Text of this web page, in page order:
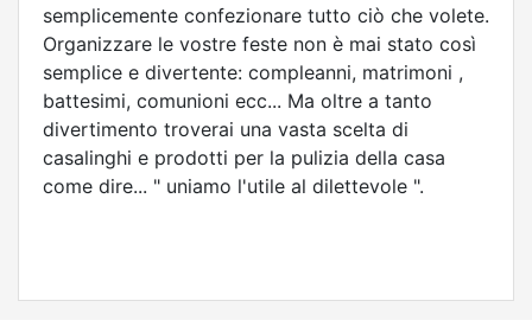
semplicemente confezionare tutto ciò che volete.
Organizzare le vostre feste non è mai stato così
semplice e divertente: compleanni, matrimoni ,
battesimi, comunioni ecc... Ma oltre a tanto
divertimento troverai una vasta scelta di
casalinghi e prodotti per la pulizia della casa
come dire... " uniamo l'utile al dilettevole ".